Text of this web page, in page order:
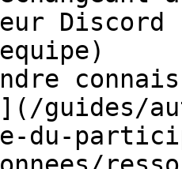
Discord
guides/
du-